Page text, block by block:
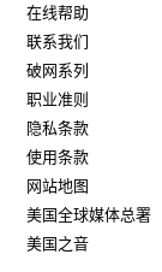
在线帮助
联系我们
破网系列
职业准则
隐私条款
使用条款
网站地图
美国全球媒体总署
美国之音